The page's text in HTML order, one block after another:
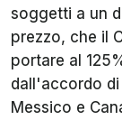
soggetti a un
prezzo, che il
portare al
dall'accordo
Messico e